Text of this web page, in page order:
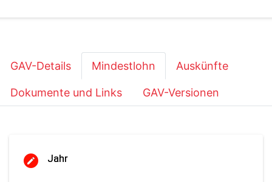
GAV-Details Mindestlohn Auskünfte
Dokumente und Links GAV-Versionen
Jahr